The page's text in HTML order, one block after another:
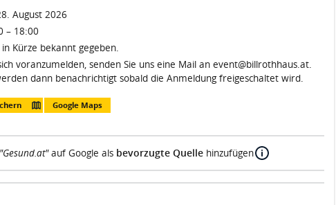
August 2026
– 18:00
Kürze bekannt gegeben.
voranzumelden, senden Sie uns eine Mail an event@billrothhaus.at.
dann benachrichtigt sobald die Anmeldung freigeschaltet wird.
Google Maps
auf Google als bevorzugte Quellehinzufügen